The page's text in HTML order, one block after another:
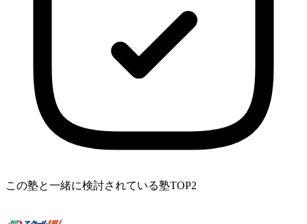
この塾と一緒に検討されている塾TOP2